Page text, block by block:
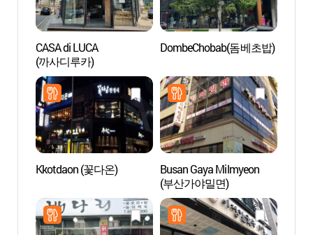
CASA di LUCA
(까사디루카)
DombeChobab(돔베초밥)
Kkotdaon (꽃다온)
Busan Gaya Milmyeon
(부산가야밀면)